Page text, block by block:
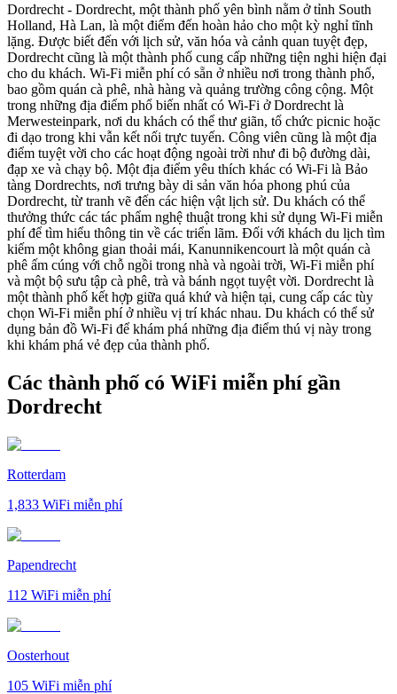
Dordrecht - Dordrecht, một thành phố yên bình nằm ở tỉnh South
Holland, Hà Lan, là một điểm đến hoàn hảo cho một kỳ nghỉ tĩnh
lặng. Được biết đến với lịch sử, văn hóa và cảnh quan tuyệt đẹp,
Dordrecht cũng là một thành phố cung cấp những tiện nghi hiện đại
cho du khách. Wi-Fi miễn phí có sẵn ở nhiều nơi trong thành phố,
bao gồm quán cà phê, nhà hàng và quảng trường công cộng. Một
trong những địa điểm phổ biến nhất có Wi-Fi ở Dordrecht là
Merwesteinpark, nơi du khách có thể thư giãn, tổ chức picnic hoặc
đi dạo trong khi vẫn kết nối trực tuyến. Công viên cũng là một địa
điểm tuyệt vời cho các hoạt động ngoài trời như đi bộ đường dài,
đạp xe và chạy bộ. Một địa điểm yêu thích khác có Wi-Fi là Bảo
tàng Dordrechts, nơi trưng bày di sản văn hóa phong phú của
Dordrecht, từ tranh vẽ đến các hiện vật lịch sử. Du khách có thể
thưởng thức các tác phẩm nghệ thuật trong khi sử dụng Wi-Fi miễn
phí để tìm hiểu thông tin về các triển lãm. Đối với khách du lịch tìm
kiếm một không gian thoải mái, Kanunnikencourt là một quán cà
phê ấm cúng với chỗ ngồi trong nhà và ngoài trời, Wi-Fi miễn phí
và một bộ sưu tập cà phê, trà và bánh ngọt tuyệt vời. Dordrecht là
một thành phố kết hợp giữa quá khứ và hiện tại, cung cấp các tùy
chọn Wi-Fi miễn phí ở nhiều vị trí khác nhau. Du khách có thể sử
dụng bản đồ Wi-Fi để khám phá những địa điểm thú vị này trong
khi khám phá vẻ đẹp của thành phố.
Các thành phố có WiFi miễn phí gần
Dordrecht
Rotterdam
1,833 WiFi miễn phí
Papendrecht
112 WiFi miễn phí
Oosterhout
105 WiFi miễn phí